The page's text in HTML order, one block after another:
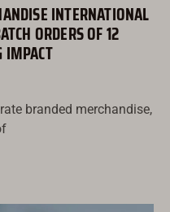
INTERNATIONAL
ORDERS OF 12
IMPACT
branded merchandise,